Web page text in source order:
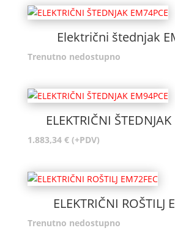
Električni štednjak
Trenutno nedostupno
ELEKTRIČNI
1.883,34 € (+PDV)
ELEKTRIČNI ROŠTILJ
Trenutno nedostupno